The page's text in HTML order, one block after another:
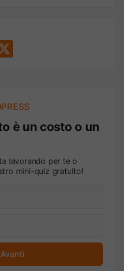
è un costo o un
lavorando per te o
mini-quiz gratuito!
Avanti